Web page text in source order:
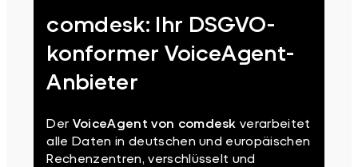
comdesk: Ihr DSGVO-
konformer VoiceAgent-
Anbieter
Der VoiceAgent von comdesk verarbeitet
alle Daten in deutschen und europäischen
Rechenzentren, verschlüsselt und